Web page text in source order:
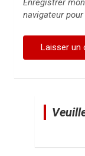
Enregistrer
navigateur